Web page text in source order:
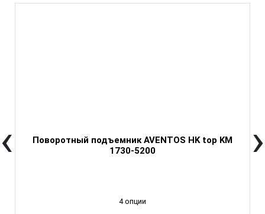
Поворотный подъемник AVENTOS HK top KM
1730-5200
4 опции
‹ ›